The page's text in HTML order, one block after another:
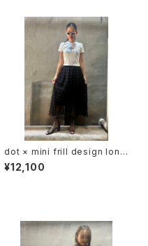
dot × mini frill design long
skirt スカート チュール フリル
ドット ゴムウエスト ブラック 黒
¥12,100